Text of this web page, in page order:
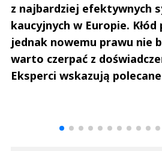
z najbardziej efektywnych
kaucyjnych w Europie.
jednak nowemu prawu nie
warto czerpać z
Eksperci wskazują